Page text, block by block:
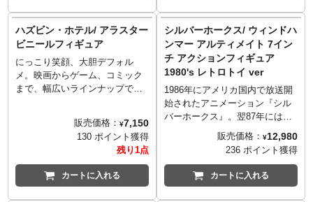
ます。
のまま造型に落とし込み、全高
約13センチで立体化。ポップな
カラーリングもインパクト大で
す！こちらは、地獄の支配者ル
シファーとリリスの娘でハズビ
※画像はCGイメージとなりま
※パッケージは輸送用となりま
すため、パッケージに多少の傷
やダメージがある場合もござい
のまま造型に落とし込み、全高
約13センチで立体化。ポップな
カラーリングもインパクト大で
す！こちらは、暗い影から黄色
い歯の笑顔がのぞく「ラジオデ
ーモン・アラスター」。
※画像はCGイメージとなりま
※入荷数の減数などによりご予
約をキャンセル頂く場合や、分
納での入荷となる場合がござい
ます。またパッケージは輸送用
ハズビン・ホテル/ アラスター
ビニールフィギュア
にっこり笑顔、大胆デフォル
メ。映画からゲーム、コミック
まで、幅広いラインナップでフ
プ" ・メドラーノによる大人気
アニメ『ハズビン・ホテル』が
待望のラインナップ。スピンオ
フ作品『ヘルヴァ・ボス』のア
イテム同様に斬新デザインをそ
販売価格： ¥7,150
130 ポイント獲得
残り1点
カートに入れる
シルバーホークス/ ウィンドハ
ンマー アルティメイト 7イン
チ アクションフィギュア
1980's レトロトイ ver
1986年にアメリカ国内で放送開
始されたアニメーション『シル
バーホークス』。翌87年には
『スターウォーズ』フィギュア
で知られるケナー社によってフ
ィギュア化され、日本未放送な
がらも、その存在を「フィギュ
ア」を通じて知られる作品でも
販売価格： ¥12,980
236 ポイント獲得
カートに入れる